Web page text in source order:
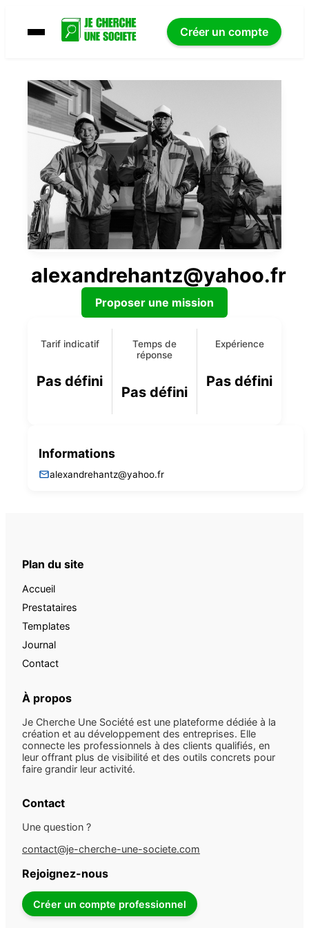
Créer un compte
alexandrehantz@yahoo.fr
Proposer une mission
Tarif indicatif
Pas défini
Temps de
réponse
Pas défini
Expérience
Pas défini
Informations
alexandrehantz@yahoo.fr
Plan du site
Accueil
Prestataires
Templates
Journal
Contact
À propos
Je Cherche Une Société est une plateforme dédiée à la
création et au développement des entreprises. Elle
connecte les professionnels à des clients qualifiés, en
leur offrant plus de visibilité et des outils concrets pour
faire grandir leur activité.
Contact
Une question ?
contact@je-cherche-une-societe.com
Rejoignez-nous
Créer un compte professionnel